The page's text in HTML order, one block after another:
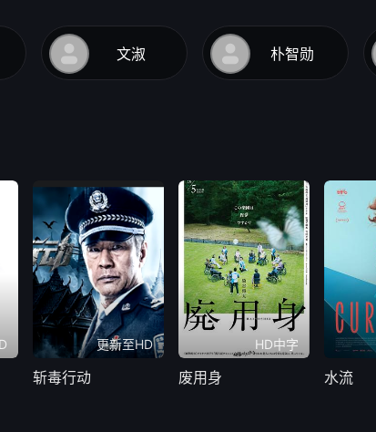
文淑 朴智勋
更新至HD
斩毒行动
HD中字
废用身 水流